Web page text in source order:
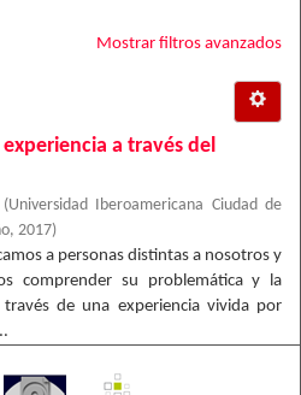
Mostrar filtros avanzados
a través del
(Universidad Iberoamericana Ciudad de
, 2017)
a personas distintas a nosotros y
comprender su problemática y la
de una experiencia vivida por